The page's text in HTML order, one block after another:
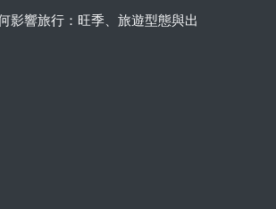
影響旅行：旺季、旅遊型態與出